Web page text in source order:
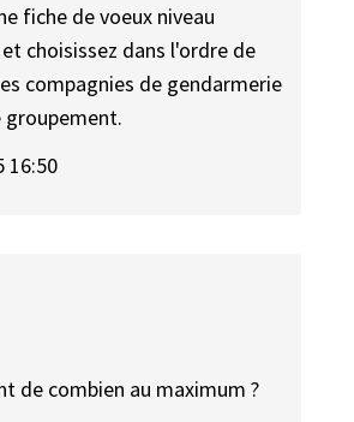
fiche de voeux niveau
choisissez dans l'ordre de
compagnies de gendarmerie
groupement.
16:50
de combien au maximum ?